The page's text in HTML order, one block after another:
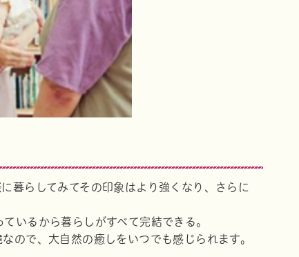
暮らしてみてその印象はより強くなり、さらに
いるから暮らしがすべて完結できる。
ので、大自然の癒しをいつでも感じられます。